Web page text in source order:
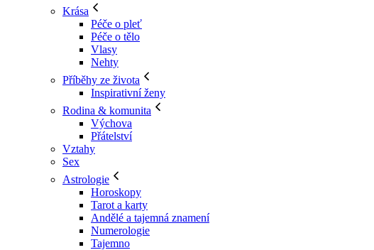
Krása
Péče o pleť
Péče o tělo
Vlasy
Nehty
Příběhy ze života
Inspirativní ženy
Rodina & komunita
Výchova
Přátelství
Vztahy
Sex
Astrologie
Horoskopy
Tarot a karty
Andělé a tajemná znamení
Numerologie
Tajemno